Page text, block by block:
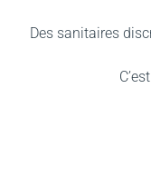
Des sanitaires